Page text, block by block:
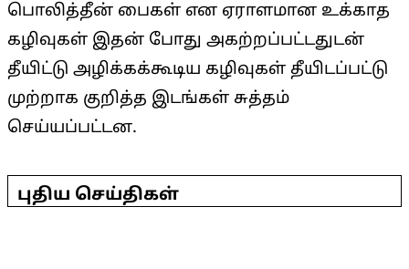
பொலித்தீன் பைகள் என ஏராளமான உக்காத
கழிவுகள் இதன் போது அகற்றப்பட்டதுடன்
தீயிட்டு அழிக்கக்கூடிய கழிவுகள் தீயிடப்பட்டு
முற்றாக குறித்த இடங்கள் சுத்தம்
செய்யப்பட்டன.
06-
26புதிய செய்திகள்